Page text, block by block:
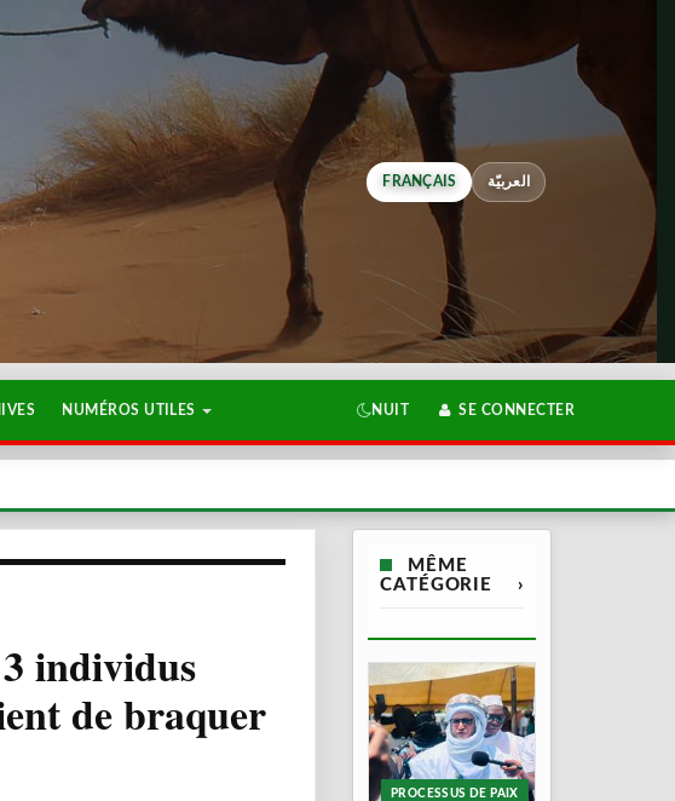
FRANÇAIS العربيّة
NUMÉROS UTILES NUIT SE CONNECTER
individus
de braquer
MÊME
CATÉGORIE
›
PROCESSUS DE PAIX